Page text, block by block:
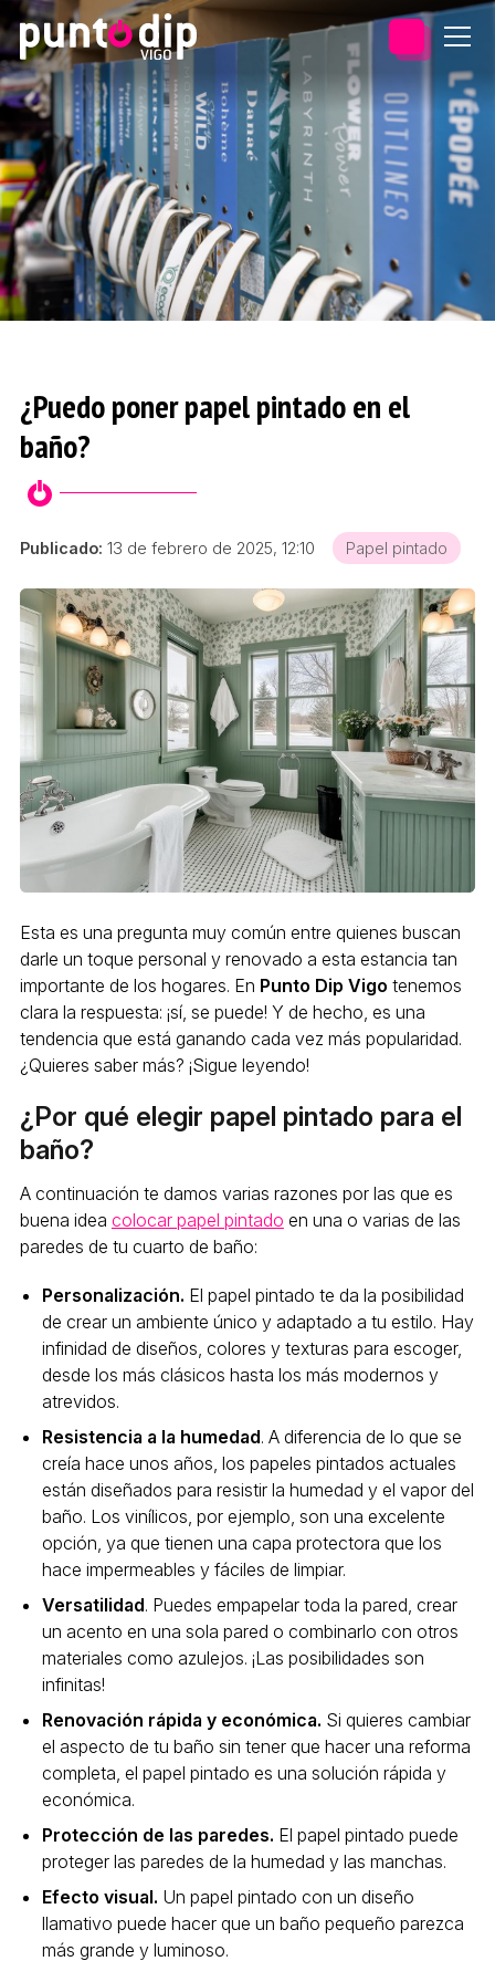
¿Puedo poner papel pintado en el
baño?
Publicado: 13 de febrero de 2025, 12:10 Papel pintado
Esta es una pregunta muy común entre quienes buscan
darle un toque personal y renovado a esta estancia tan
importante de los hogares. En Punto Dip Vigo tenemos
clara la respuesta: ¡sí, se puede! Y de hecho, es una
tendencia que está ganando cada vez más popularidad.
¿Quieres saber más? ¡Sigue leyendo!
¿Por qué elegir papel pintado para el
baño?
A continuación te damos varias razones por las que es
buena idea colocar papel pintado en una o varias de las
paredes de tu cuarto de baño:
Personalización. El papel pintado te da la posibilidad
de crear un ambiente único y adaptado a tu estilo. Hay
infinidad de diseños, colores y texturas para escoger,
desde los más clásicos hasta los más modernos y
atrevidos.
Resistencia a la humedad. A diferencia de lo que se
creía hace unos años, los papeles pintados actuales
están diseñados para resistir la humedad y el vapor del
baño. Los vinílicos, por ejemplo, son una excelente
opción, ya que tienen una capa protectora que los
hace impermeables y fáciles de limpiar.
Versatilidad. Puedes empapelar toda la pared, crear
un acento en una sola pared o combinarlo con otros
materiales como azulejos. ¡Las posibilidades son
infinitas!
Renovación rápida y económica. Si quieres cambiar
el aspecto de tu baño sin tener que hacer una reforma
completa, el papel pintado es una solución rápida y
económica.
Protección de las paredes. El papel pintado puede
proteger las paredes de la humedad y las manchas.
Efecto visual. Un papel pintado con un diseño
llamativo puede hacer que un baño pequeño parezca
más grande y luminoso.